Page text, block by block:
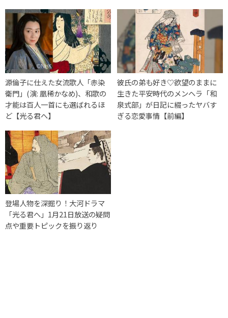
源倫子に仕えた女流歌人「赤染
衛門」(演: 凰稀かなめ)、和歌の
才能は百人一首にも選ばれるほ
ど【光る君へ】
彼氏の弟も好き♡欲望のままに
生きた平安時代のメンヘラ「和
泉式部」が日記に綴ったヤバす
ぎる恋愛事情【前編】
登場人物を深掘り！大河ドラマ
「光る君へ」1月21日放送の疑問
点や重要トピックを振り返り